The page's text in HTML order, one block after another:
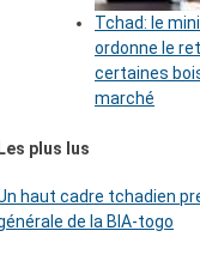
Tchad: le
ordonne le
certaines
marché
Les plus lus
haut cadre tchadien
de la BIA-togo